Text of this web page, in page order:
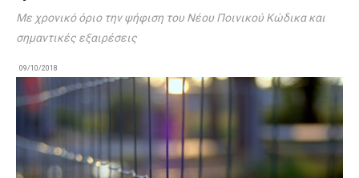
Με χρονικό όριο την ψήφιση του Νέου Ποινικού Κώδικα και
σημαντικές εξαιρέσεις
09/10/2018